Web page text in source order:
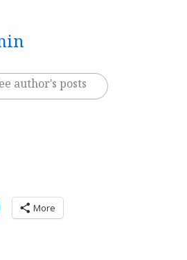
author's posts
More